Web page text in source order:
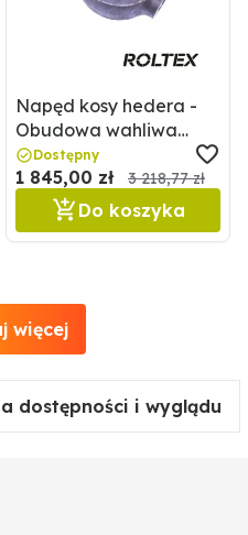
Napęd kosy hedera -
Obudowa wahliwa
łożyska 0006699141 /
6699141
Dostępny
1 845,00 zł 3 218,77 zł
Do koszyka
więcej
dostępności i wyglądu